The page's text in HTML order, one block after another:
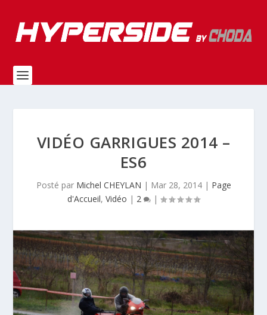
VIDÉO GARRIGUES 2014 –
ES6
Posté par Michel CHEYLAN | Mar 28, 2014| Page
d'Accueil, Vidéo | 2 |